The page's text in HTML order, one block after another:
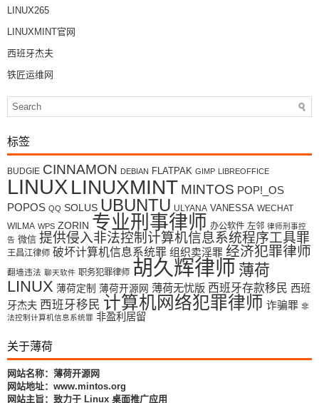
LINUX265
LINUXMINT官网
西班牙杰夫
铁匠运维网
标签
BUDGIE CINNAMON DEBIAN FLATPAK GIMP LIBREOFFICE
LINUX LINUXMINT MINTOS POP!_OS
POPOS QQ SOLUS UBUNTU ULYANA VANESSA WECHAT
WILMA WPS ZORIN 专业刑事律师 办公软件 左邻 律师刑事控
告 微信 提供侵入非法控制计算机信息系统程序工具罪
王昌江律师 破坏计算机信息系统罪 组织卖淫罪 经济犯罪律师
翻墙违法 聊天软件 职务犯罪律师 胡久辉律师 薄荷
LINUX 薄荷定制 薄荷开源网 薄荷无忧版 西班牙存款移民 西班
牙杰夫 西班牙移民 计算机网络犯罪律师 诈骗罪 非
法控制计算机信息系统罪 非盈利居留
关于薄荷
网站名称：薄荷开源网
网站地址：www.mintos.org
网站主旨：致力于 Linux 桌面推广应用